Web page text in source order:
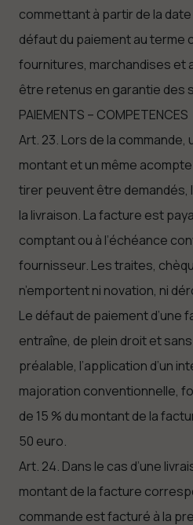
commettant à partir de la
défaut du paiement au terme
fournitures, marchandises
être retenus en garantie des
PAIEMENTS – COMPETENCES
Art. 23. Lors de la commande,
montant et un même
tirer peuvent être demandés,
la livraison. La facture est
comptant ou à l’échéance
fournisseur. Les traites,
n’emportent ni novation, ni
Le défaut de paiement d’une
entraîne, de plein droit et
préalable, l’application d’un
majoration conventionnelle,
de 15 % du montant de la
50 euro.
Art. 24. Dans le cas d’une
montant de la facture
commande est facturé à la